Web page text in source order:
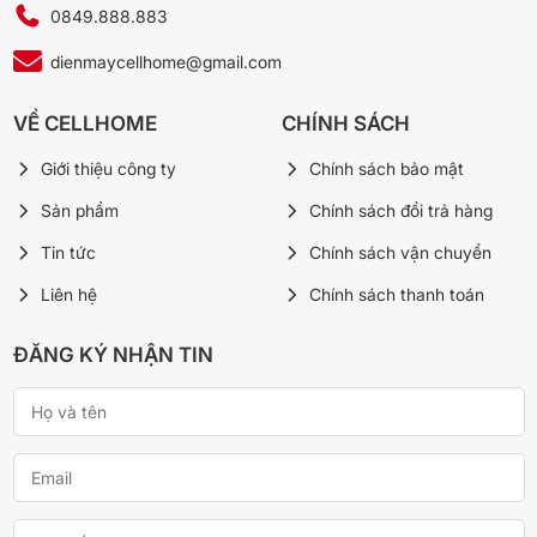
bên trong tủ.
Nhờ đó, thiết bị tiết kiệm điện năng hiệu quả với mức tiêu thụ
khoảng 539 kWh/năm, góp phần giảm chi phí vận hành hằng
Tủ hoạt động êm ái, hạn chế rung ồn, mang lại không gian sinh
vận hành ổn định và lâu dài hơn.
0849.888.883
dienmaycellhome@gmail.com
VỀ CELLHOME
Giới thiệu công ty
Sản phẩm
Tin tức
Liên hệ
CHÍNH SÁCH
Chính sách bảo mật
Chính sách đổi trả hàng
Chính sách vận chuyển
Chính sách thanh toán
ĐĂNG KÝ NHẬN TIN